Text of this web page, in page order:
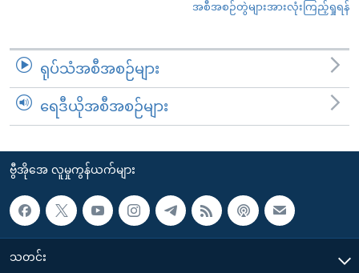
အစီအစဉ်တွဲများအားလုံးကြည့်ရှုရန်
ရုပ်သံအစီအစဉ်များ
ရေဒီယိုအစီအစဉ်များ
ဗွီအိုအေ လူမှုကွန်ယက်များ
သတင်း